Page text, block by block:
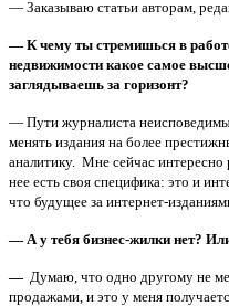
— Заказываю статьи авторам,
— К чему ты стремишься в
недвижимости какое самое
заглядываешь за горизонт?
— Пути журналиста
менять издания на более
аналитику. Мне сейчас интересно
нее есть своя специфика: это и
что будущее за интернет-
— А у тебя бизнес-жилки нет?
— Думаю, что одно другому не
продажами, и это у меня